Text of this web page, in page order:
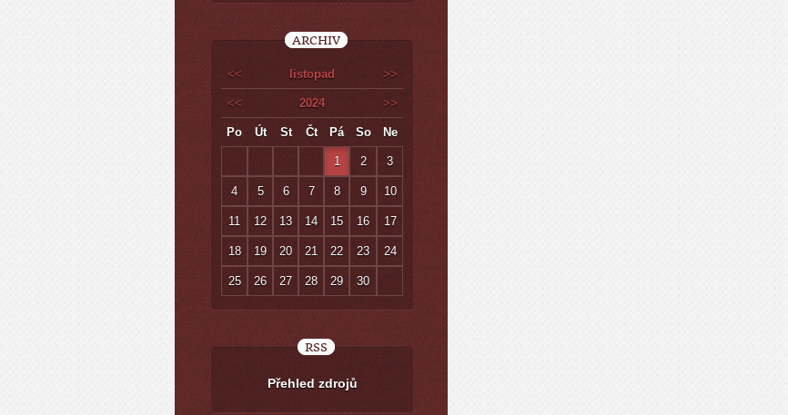
ARCHIV
<< listopad >>
<< 2024 >>
Po Út St Čt Pá So Ne
1 2 3
4 5 6 7 8 9 10
11 12 13 14 15 16 17
18 19 20 21 22 23 24
25 26 27 28 29 30
RSS
Přehled zdrojů